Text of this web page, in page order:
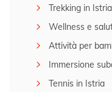
Trekking in Istria
Wellness e
Attività per
Immersione
Tennis in Istria